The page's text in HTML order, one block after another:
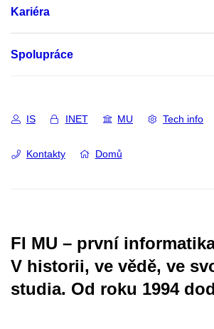
Kariéra
Spolupráce
IS INET MU Tech info
Kontakty Domů
FI MU – první
V historii, ve vědě, ve
studia. Od roku 1994